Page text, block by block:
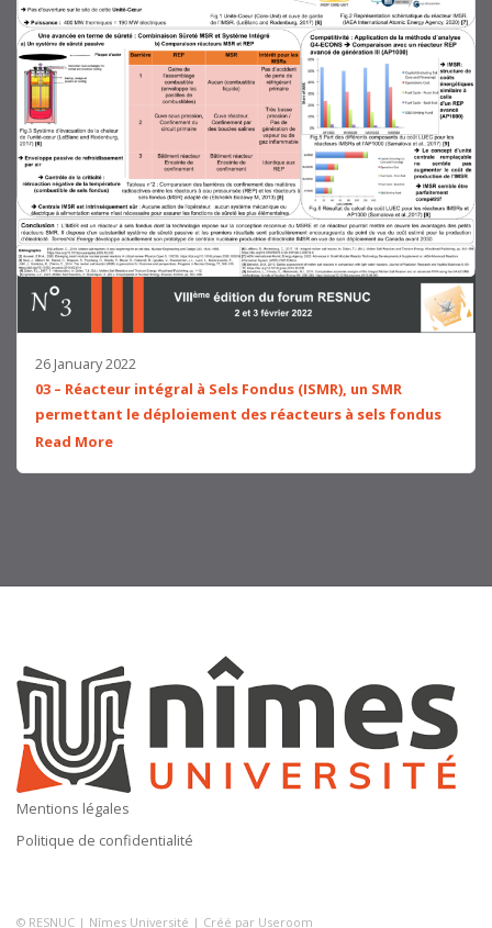
26 January 2022
03 – Réacteur intégral à Sels Fondus (ISMR), un SMR
permettant le déploiement des réacteurs à sels fondus
Read More
Mentions légales
Politique de confidentialité
© RESNUC | Nîmes Université | Créé par Useroom